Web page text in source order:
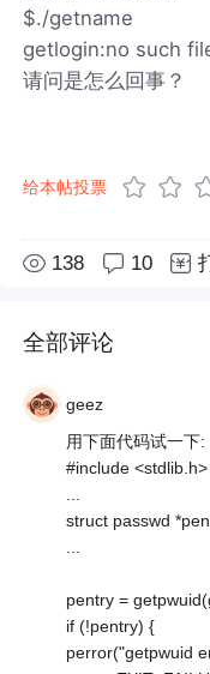
$./getname
getlogin:no such
请问是怎么回事？
给本帖投票
138 10
全部评论
geez
用下面代码试一下:
#include <stdlib.h>
...
struct passwd
...
pentry =
if (!pentry) {
perror("getpwuid